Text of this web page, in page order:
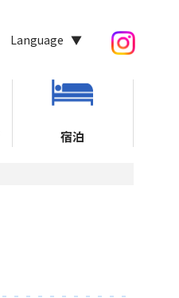
宿泊
Language